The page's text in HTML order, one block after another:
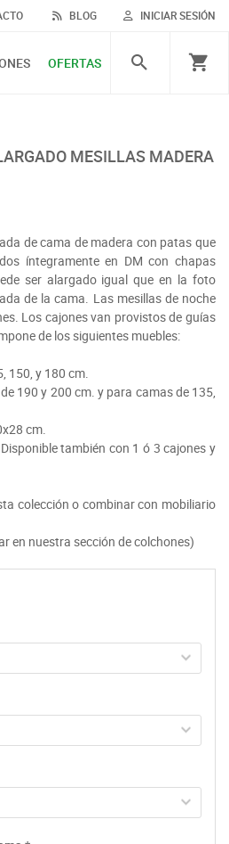
INICIAR SESIÓN
BLOG
OFERTAS
de cama de madera con patas que
íntegramente en DM con chapas
ser alargado igual que en la foto
de la cama. Las mesillas de noche
Los cajones van provistos de guías
de los siguientes muebles:
150, y 180 cm.
190 y 200 cm. y para camas de 135,
cm.
también con 1 ó 3 cajones y
colección o combinar con mobiliario
en nuestra sección de colchones)